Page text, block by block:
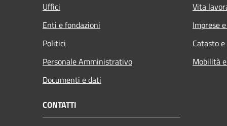
Uffici
Enti e fondazioni
Politici
Personale Amministrativo
Documenti e dati
Vita
Imprese
Catasto
Mobilità
CONTATTI